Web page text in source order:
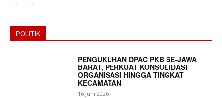
POLITIK
PENGUKUHAN DPAC PKB SE-JAWA
BARAT, PERKUAT KONSOLIDASI
ORGANISASI HINGGA TINGKAT
KECAMATAN
16 Juni 2026